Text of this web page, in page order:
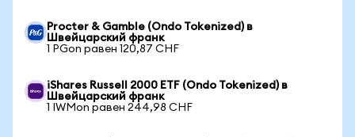
Procter & Gamble (Ondo Tokenized) в
Швейцарский франк
1 PGon равен 120,87 CHF
iShares Russell 2000 ETF (Ondo Tokenized) в
Швейцарский франк
1 IWMon равен 244,98 CHF